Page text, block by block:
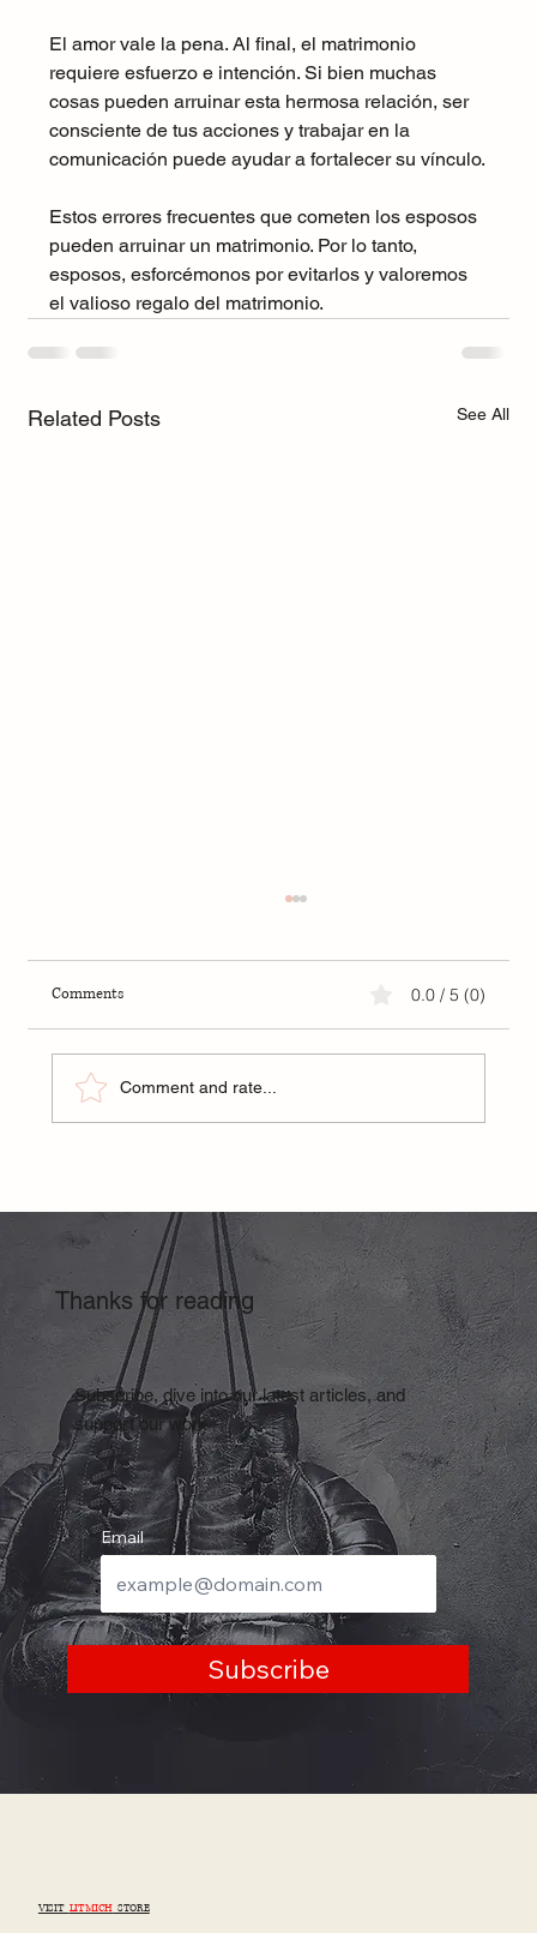
El amor vale la pena. Al final, el matrimonio
requiere esfuerzo e intención. Si bien muchas
cosas pueden arruinar esta hermosa relación, ser
consciente de tus acciones y trabajar en la
comunicación puede ayudar a fortalecer su vínculo.
Estos errores frecuentes que cometen los esposos
pueden arruinar un matrimonio. Por lo tanto,
esposos, esforcémonos por evitarlos y valoremos
el valioso regalo del matrimonio.
Related Posts See All
Comments 0.0 / 5 (0)
Comment and rate...
Thanks for reading
Subscribe, dive into our latest articles, and
support our work
Email
Subscribe
VISIT LITMICH STORE